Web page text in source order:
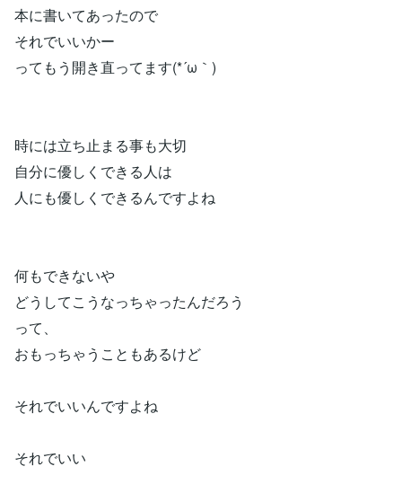
本に書いてあったので
それでいいかー
ってもう開き直ってます(*´ω｀)
時には立ち止まる事も大切
自分に優しくできる人は
人にも優しくできるんですよね
何もできないや
どうしてこうなっちゃったんだろう
って、
おもっちゃうこともあるけど
それでいいんですよね
それでいい